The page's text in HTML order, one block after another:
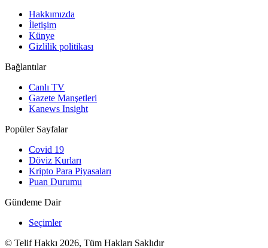
Hakkımızda
İletişim
Künye
Gizlilik politikası
Bağlantılar
Canlı TV
Gazete Manşetleri
Kanews Insight
Popüler Sayfalar
Covid 19
Döviz Kurları
Kripto Para Piyasaları
Puan Durumu
Gündeme Dair
Seçimler
© Telif Hakkı 2026, Tüm Hakları Saklıdır